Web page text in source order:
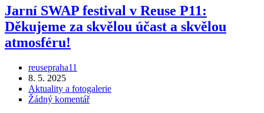
v
rámci
Dnů
jdou
ruku
Jarní SWAP festival v Reuse P11:
Děkujeme za skvělou účast a skvělou
atmosféru!
Autor
příspěvku
reusepraha11
Příspěvek
byl
publikován
8. 5. 2025
Rubriky
příspěvku
Aktuality a fotogalerie
Komentáře
Žádný komentář